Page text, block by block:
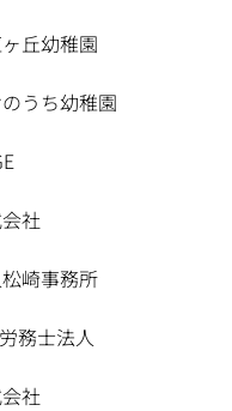
丘幼稚園
うち幼稚園
社
崎事務所
務士法人
社